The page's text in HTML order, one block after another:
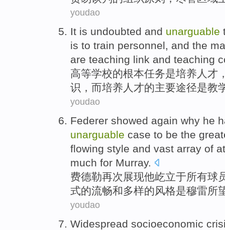
youdao
It is undoubted and unarguable
is to train personnel, and the
are teaching link and teaching
高等学校的根本任务是培养 人才
识， 而培养人才的主要途径是教
youdao
Federer showed again why he
unarguable case to be the
flowing style and vast array of
much for Murray.
费德勒再次 展现他屹立于所有球
式的流畅和多样的风格是穆雷所
youdao
Widespread socioeconomic